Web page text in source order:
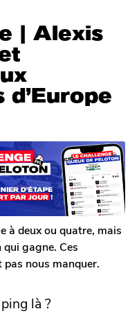
| Alexis
à deux ou quatre, mais
qui gagne. Ces
pas nous manquer.
là ?